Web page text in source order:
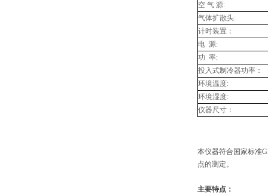
空 气 源:
气体扩散头:
计时装置：
电 源:
功 率:
投入式制冷器功率：
环境温度:
环境湿度:
仪器尺寸：
本仪器符合国家标准
点的测定。
主要特点：